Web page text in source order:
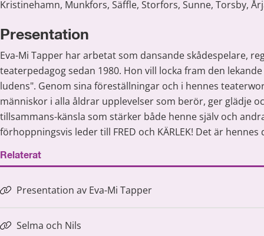
Kristinehamn, Munkfors, Säffle, Storfors, Sunne, Torsby,
Presentation
Eva-Mi Tapper har arbetat som dansande skådespelare,
teaterpedagog sedan 1980. Hon vill locka fram den
ludens". Genom sina föreställningar och i hennes
människor i alla åldrar upplevelser som berör, ger glädje
tillsammans-känsla som stärker både henne själv och
förhoppningsvis leder till FRED och KÄRLEK! Det är
Relaterat
Presentation av Eva-Mi Tapper
Selma och Nils